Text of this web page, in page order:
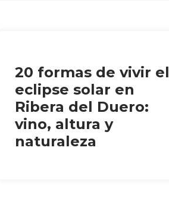
20 formas de vivir el
eclipse solar en
Ribera del Duero:
vino, altura y
naturaleza